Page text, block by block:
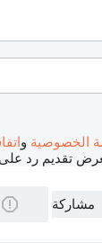
الخصوصية و
تقديم رد
مشاركة